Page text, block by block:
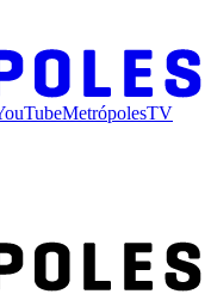
MetrópolesTV